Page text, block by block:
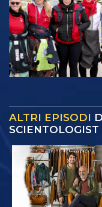
ALTRI EPISODI
SCIENTOLOGIST